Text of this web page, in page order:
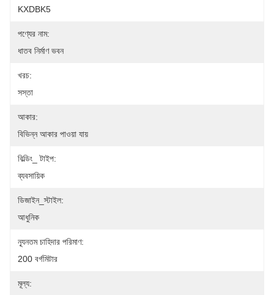
KXDBK5
পণ্যের নাম:
ধাতব নির্মাণ ভবন
খরচ:
সস্তা
আকার:
বিভিন্ন আকার পাওয়া যায়
বিল্ডিং_ টাইপ:
ব্যবসায়িক
ডিজাইন_স্টাইল:
আধুনিক
ন্যূনতম চাহিদার পরিমাণ:
200 বর্গমিটার
মূল্য: